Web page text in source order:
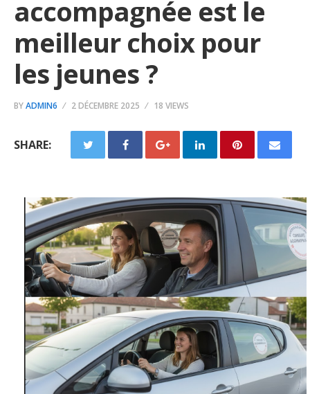
accompagnée est le
meilleur choix pour
les jeunes ?
BYADMIN6 2 DÉCEMBRE 2025 18 VIEWS
SHARE: